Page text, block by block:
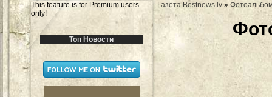
This feature is for Premium users
only!
Топ Новости
Газета Bestnews.lv»